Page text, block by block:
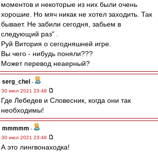
моментов и некоторые из них были очень
хорошие. Но мяч никак не хотел заходить. Так
бывает. Не забили сегодня, забьем в
следующий раз" .
Руй Витория о сегодняшней игре.
Вы чего - нибудь поняли???
Может перевод неаерный?
serg_chel -
30 июл 2021 23:48
Где Лебедев и Словесник, когда они так
необходимы!
mmmmm -
30 июл 2021 23:46
А это лингвонаходка!